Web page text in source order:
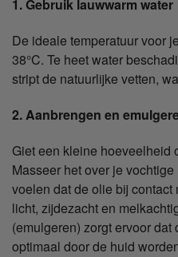
1. Gebruik lauwwarm water
De ideale temperatuur voor
38°C. Te heet water
stript de natuurlijke vetten,
2. Aanbrengen en
Giet een kleine hoeveelheid
Masseer het over je
voelen dat de olie bij contact
licht, zijdezacht en
(emulgeren) zorgt ervoor
optimaal door de huid